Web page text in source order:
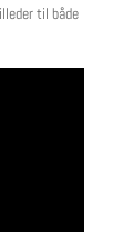
til både